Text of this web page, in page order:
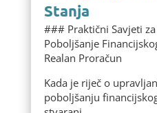
Stanja
### Praktični Savjeti
Poboljšanje
Realan Proračun
Kada je riječ o
poboljšanju